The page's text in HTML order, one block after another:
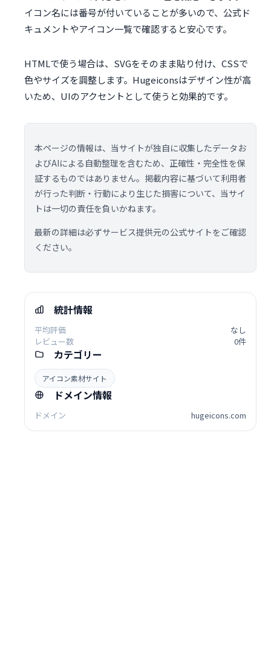
イコン名には番号が付いていることが多いので、公式ド
キュメントやアイコン一覧で確認すると安心です。
HTMLで使う場合は、SVGをそのまま貼り付け、CSSで
色やサイズを調整します。Hugeiconsはデザイン性が高
いため、UIのアクセントとして使うと効果的です。
本ページの情報は、当サイトが独自に収集したデータお
よびAIによる自動整理を含むため、正確性・完全性を保
証するものではありません。掲載内容に基づいて利用者
が行った判断・行動により生じた損害について、当サイ
トは一切の責任を負いかねます。
最新の詳細は必ずサービス提供元の公式サイトをご確認
ください。
統計情報
平均評価
なし
レビュー数
0件
カテゴリー
アイコン素材サイト
ドメイン情報
ドメイン hugeicons.com